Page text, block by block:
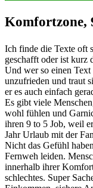
Komfortzone,
Ich finde die Texte oft
geschafft oder ist kurz
Und wer so einen
unzufrieden und traut
er es auch einfach
Es gibt viele
wohl fühlen und
ihren 9 to 5 Job, weil
Jahr Urlaub mit der
Nicht das Gefühl
Fernweh leiden.
innerhalb ihrer
schlechtes. Super